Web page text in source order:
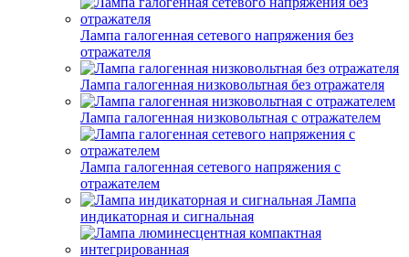
Лампа галогенная сетевого напряжения без
отражателя
Лампа галогенная низковольтная без отражателя
Лампа галогенная низковольтная с отражателем
Лампа галогенная сетевого напряжения с
отражателем
Лампа
индикаторная и сигнальная